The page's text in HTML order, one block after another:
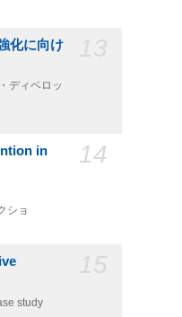
化に向け
ディベロッ
14
in
ショ
study